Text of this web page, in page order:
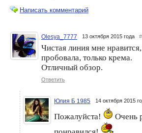
Написать комментарий
Olesya_7777 13 октября 2015 года #
Чистая линия мне
пробовала, только крема.
Отличный обзор.
Ответить
Юлия Б 1985 14 октября 2015
Пожалуйста!
Очень